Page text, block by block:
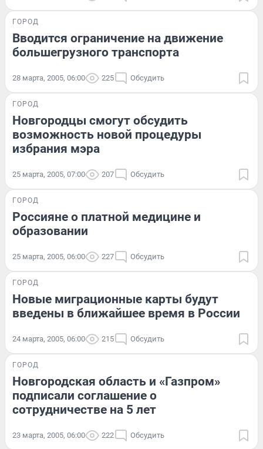
ГОРОД
Вводится ограничение на движение
большегрузного транспорта
28 марта, 2005, 06:00 225 Обсудить
ГОРОД
Новгородцы смогут обсудить
возможность новой процедуры
избрания мэра
25 марта, 2005, 07:00 207 Обсудить
ГОРОД
Россияне о платной медицине и
образовании
25 марта, 2005, 06:00 227 Обсудить
ГОРОД
Новые миграционные карты будут
введены в ближайшее время в России
24 марта, 2005, 06:00 215 Обсудить
ГОРОД
Новгородская область и «Газпром»
подписали соглашение о
сотрудничестве на 5 лет
23 марта, 2005, 06:00 222 Обсудить